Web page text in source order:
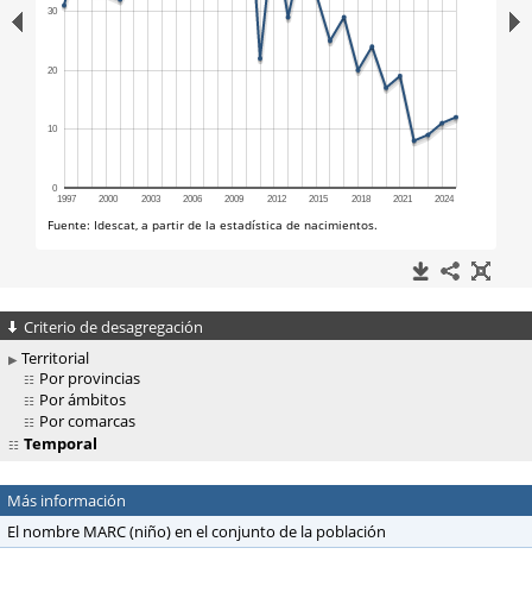
Criterio de desagregación
Territorial
Por provincias
Por ámbitos
Por comarcas
Temporal
Más información
El nombre MARC (niño) en el conjunto de la población